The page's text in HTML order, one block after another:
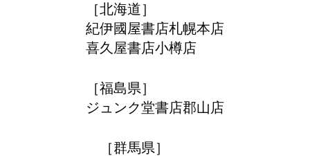
［北海道］
紀伊國屋書店札幌本店
喜久屋書店小樽店
［福島県］
ジュンク堂書店郡山店
［群馬県］